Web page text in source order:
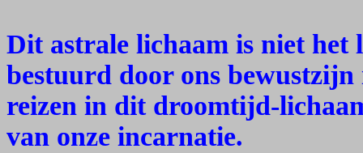
Dit astrale lichaam is niet
bestuurd door ons bewustzijn
reizen in dit droomtijd-
van onze incarnatie.